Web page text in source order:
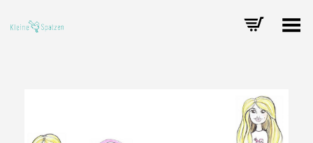
Toggle Menu